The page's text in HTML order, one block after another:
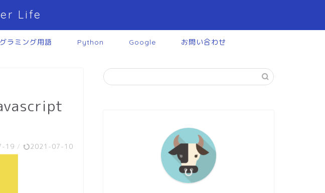
Life
ラミング用語 Python Google お問い合わせ
19 / 2021-07-10